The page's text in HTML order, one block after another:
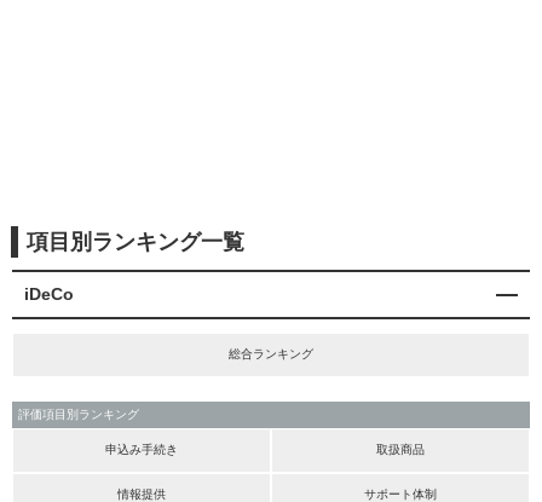
項目別ランキング一覧
iDeCo
総合ランキング
評価項目別ランキング
申込み手続き 取扱商品
情報提供 サポート体制